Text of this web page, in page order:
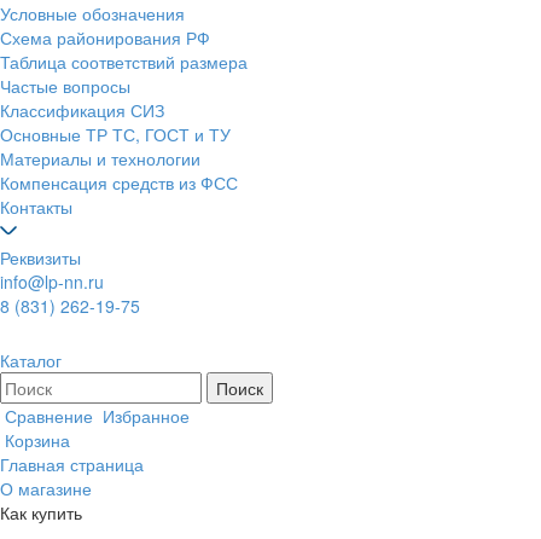
Условные обозначения
Схема районирования РФ
Таблица соответствий размера
Частые вопросы
Классификация СИЗ
Основные ТР ТС, ГОСТ и ТУ
Материалы и технологии
Компенсация средств из ФСС
Контакты
Реквизиты
info@lp-nn.ru
8 (831) 262-19-75
Каталог
Сравнение Избранное
Корзина
Главная страница
О магазине
Как купить